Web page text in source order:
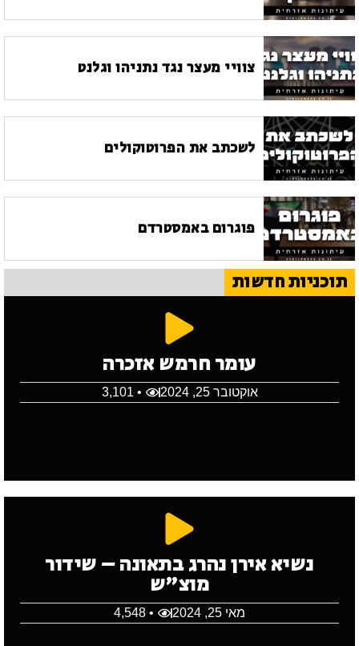
צוויי מעצר נגד נתניהו וגלנט
לשכתב את הפרוטוקולים
פוגרום באמסטרדם
תוכניות חדשות
עומר חרמש אזכרה
אוקטובר 25, 2024 • 3,101
נשיא אירן נהרג בתאונה – שידור
מוצ"ש
מאי 25, 2024 • 4,548